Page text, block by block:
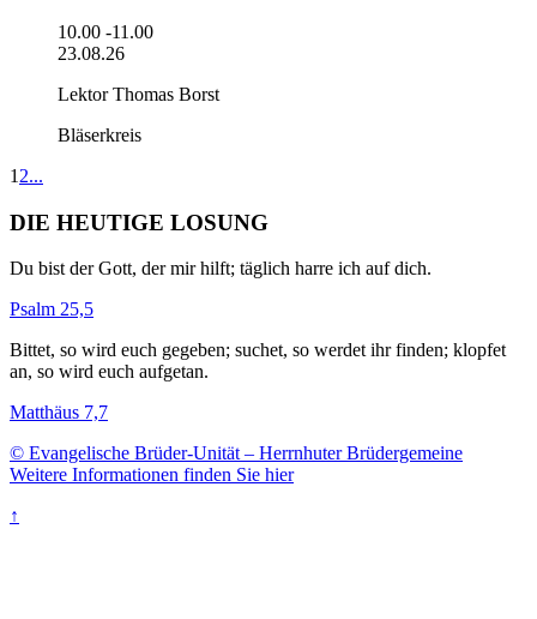
10.00 -11.00
23.08.26
Lektor Thomas Borst
Bläserkreis
1 2...
DIE HEUTIGE LOSUNG
Du bist der Gott, der mir hilft; täglich harre ich auf dich.
Psalm 25,5
Bittet, so wird euch gegeben; suchet, so werdet ihr finden; klopfet
an, so wird euch aufgetan.
Matthäus 7,7
© Evangelische Brüder-Unität – Herrnhuter Brüdergemeine
Weitere Informationen finden Sie hier
↑